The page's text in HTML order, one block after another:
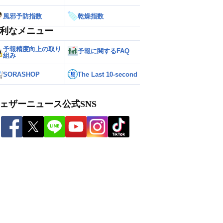
風邪予防指数 乾燥指数
なメニュー
予報精度向上の取り
組み
予報に関するFAQ
SORASHOP The Last 10-second
ザーニュース公式SNS